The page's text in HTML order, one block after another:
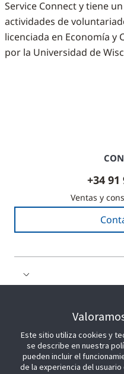
Service Connect y tiene
actividades de
licenciada en Economía y
por la Universidad de
+34 91
Ventas y
ÚNETE A NOSOTROS
Este sitio utiliza cookies y
se describe en nuestra
pueden incluir el
de la experiencia del